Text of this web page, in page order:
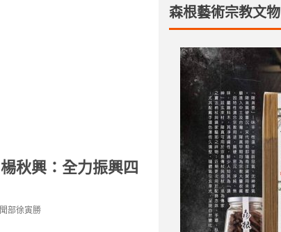
秋興：全力振興四
部徐寅勝
森根藝術宗教文物